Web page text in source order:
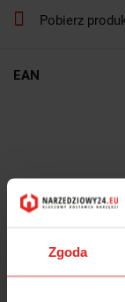
Zgoda
Pobierz
EAN